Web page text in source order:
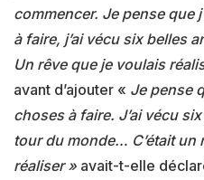
commencer. Je pense que
à faire, j’ai vécu six belles
Un rêve que je voulais
avant d’ajouter « Je pense
choses à faire. J’ai vécu
tour du monde… C’était un
réaliser » avait-t-elle